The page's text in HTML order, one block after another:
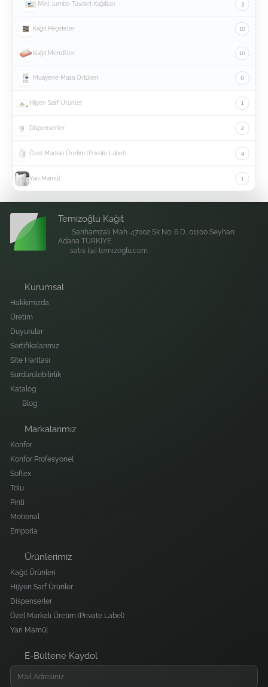
Mini Jumbo Tuvalet Kağıtları 3
Kağıt Peçeteler 10
Kağıt Mendiller 10
Muayene Masa Örtüleri 6
Hijyen Sarf Ürünler 1
Dispenserler 2
Özel Markalı Üretim (Private Label) 4
Yarı Mamül 1
Temizoğlu Kağıt
Sarıhamzalı Mah. 47002 Sk No: 6 D, 01100 Seyhan
Adana TÜRKİYE
satis [@] temizoglu.com
Kurumsal
Hakkımızda
Üretim
Duyurular
Sertifikalarımız
Site Haritası
Sürdürülebilirlik
Katalog
Blog
Markalarımız
Konfor
Konfor Profesyonel
Softex
Tolu
Pinti
Motional
Emporia
Ürünlerimiz
Kağıt Ürünleri
Hijyen Sarf Ürünler
Dispenserler
Özel Markalı Üretim (Private Label)
Yarı Mamül
E-Bültene Kaydol